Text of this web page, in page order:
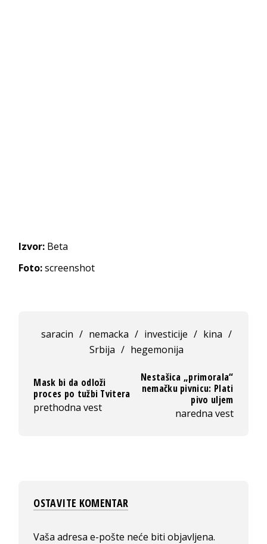
Izvor: Beta
Foto:screenshot
saracin / nemacka / investicije / kina /
Srbija / hegemonija
Mask bi da odloži
proces po tužbi Tvitera
prethodna vest
Nestašica „primorala“
nemačku pivnicu: Plati
pivo uljem
naredna vest
OSTAVITE KOMENTAR
Vaša adresa e-pošte neće biti objavljena.